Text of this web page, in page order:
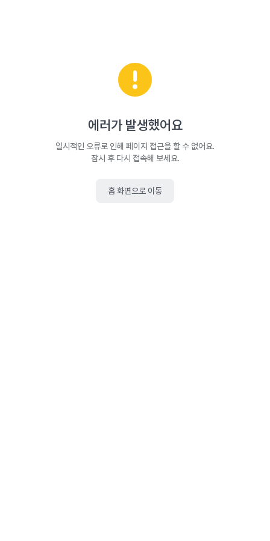
에러가 발생했어요
일시적인 오류로 인해 페이지 접근을 할 수 없어요.
잠시 후 다시 접속해 보세요.
홈 화면으로 이동